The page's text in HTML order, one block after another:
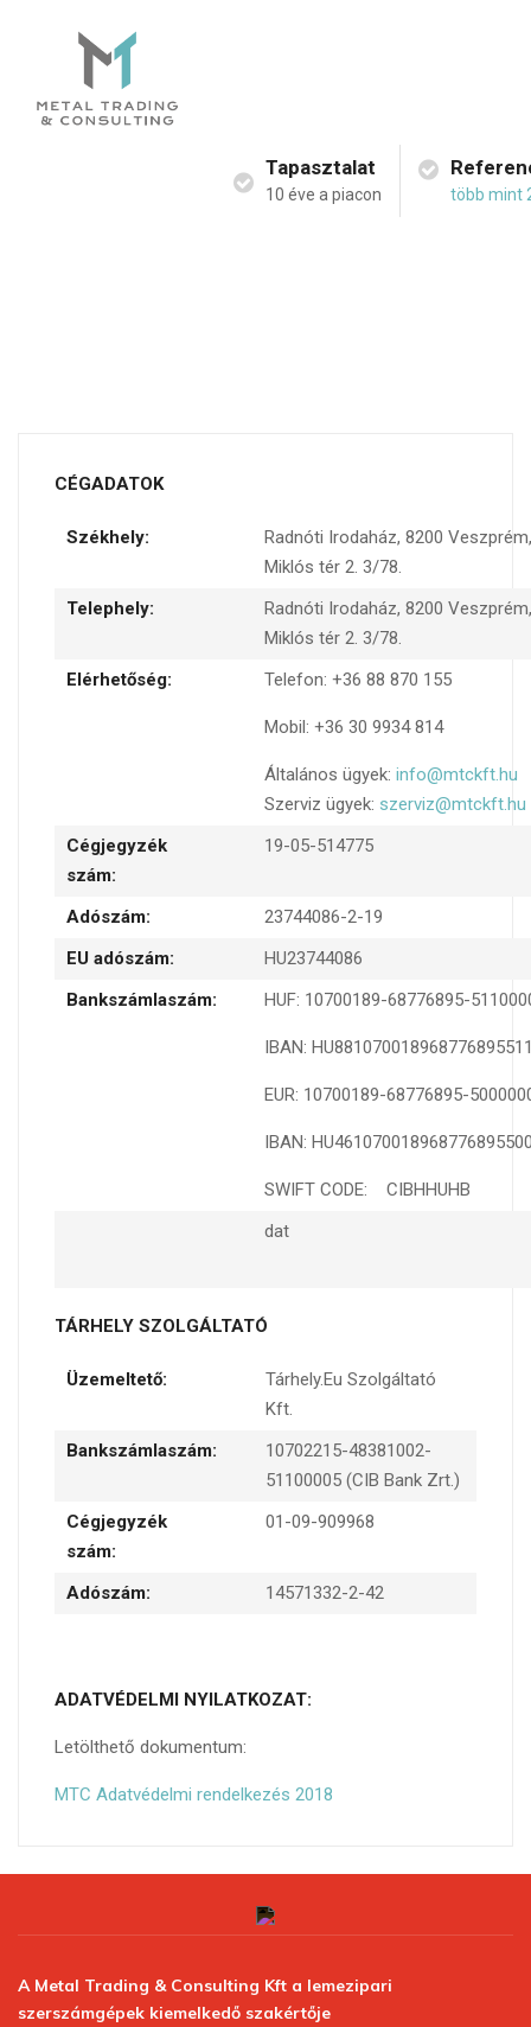
Tapasztalat
10 éve a piacon több mint
CÉGADATOK
Székhely:
Radnóti Irodaház, 8200
Miklós tér 2. 3/78.
Telephely:
Radnóti Irodaház, 8200
Miklós tér 2. 3/78.
Elérhetőség:
Telefon: +36 88 870 155
Mobil: +36 30 9934 814
Általános ügyek: info@mtckft.hu
Szerviz ügyek: szerviz@mtckft.hu
Cégjegyzék
szám:
19-05-514775
Adószám:
23744086-2-19
EU adószám:
HU23744086
Bankszámlaszám:
HUF: 10700189-68776895-
IBAN:
EUR: 10700189-68776895-
IBAN:
SWIFT CODE: CIBHHUHB
dat
TÁRHELY SZOLGÁLTATÓ
Üzemeltető:
Tárhely.Eu Szolgáltató
Kft.
Bankszámlaszám:
10702215-48381002-
51100005 (CIB Bank Zrt.)
Cégjegyzék
szám:
01-09-909968
Adószám: 14571332-2-42
ADATVÉDELMI NYILATKOZAT:
Letölthető dokumentum:
MTC Adatvédelmi rendelkezés 2018
A Metal Trading & Consulting Kft a lemezipari
szerszámgépek kiemelkedő szakértője